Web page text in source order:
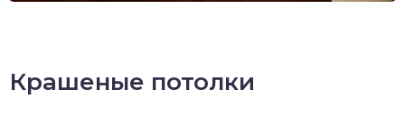
Крашеные потолки